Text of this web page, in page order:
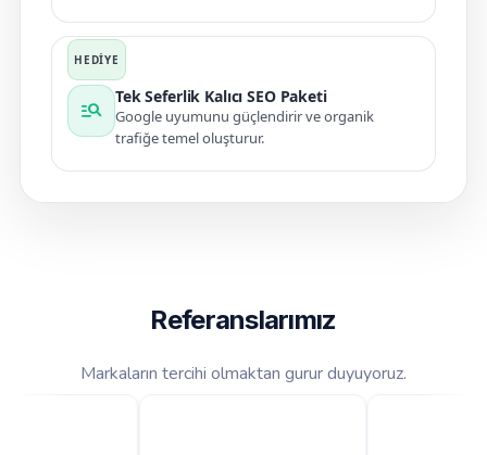
manage_search
Tek Seferlik Kalıcı SEO Paketi
Google uyumunu güçlendirir ve organik
trafiğe temel oluşturur.
Referanslarımız
Markaların tercihi olmaktan gurur duyuyoruz.